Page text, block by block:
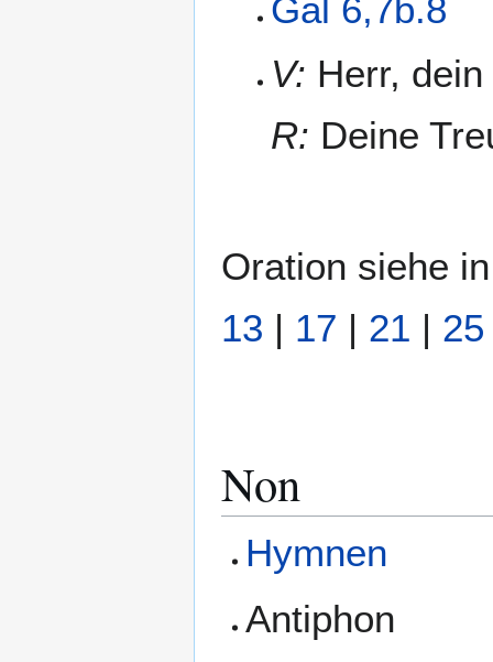
Gal 6,7b.8
V: Herr,
R: Deine
Oration siehe
13 | 17 | 21 | 25
Non
Hymnen
Antiphon